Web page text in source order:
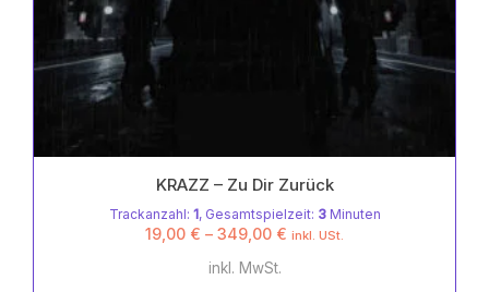
KRAZZ – Zu Dir Zurück
Trackanzahl: 1, Gesamtspielzeit: 3Minuten
19,00 € – 349,00 € inkl. USt.
inkl. MwSt.